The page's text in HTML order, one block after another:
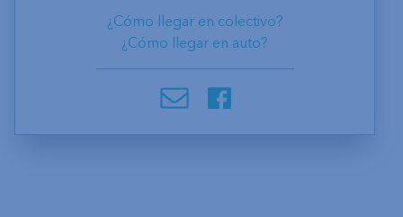
¿Cómo llegar en colectivo?
¿Cómo llegar en auto?